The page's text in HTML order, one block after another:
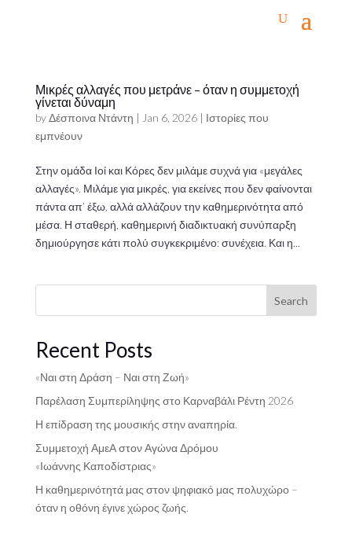
Μικρές αλλαγές που μετράνε – όταν η συμμετοχή
γίνεται δύναμη
byΔέσποινα Ντάντη | Jan 6, 2026| Ιστορίες που
εμπνέουν
Στην ομάδα Ιοί και Κόρες δεν μιλάμε συχνά για «μεγάλες
αλλαγές». Μιλάμε για μικρές, για εκείνες που δεν φαίνονται
πάντα απ’ έξω, αλλά αλλάζουν την καθημερινότητα από
μέσα. Η σταθερή, καθημερινή διαδικτυακή συνύπαρξη
δημιούργησε κάτι πολύ συγκεκριμένο: συνέχεια. Και η...
Search
Recent Posts
«Ναι στη Δράση – Ναι στη Ζωή»
Παρέλαση Συμπερίληψης στο Καρναβάλι Ρέντη 2026
Η επίδραση της μουσικής στην αναπηρία.
Συμμετοχή ΑμεΑ στον Αγώνα Δρόμου
«Ιωάννης Καποδίστριας»
Η καθημερινότητά μας στον ψηφιακό μας πολυχώρο –
όταν η οθόνη έγινε χώρος ζωής.